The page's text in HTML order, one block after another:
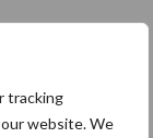
tracking
website. We